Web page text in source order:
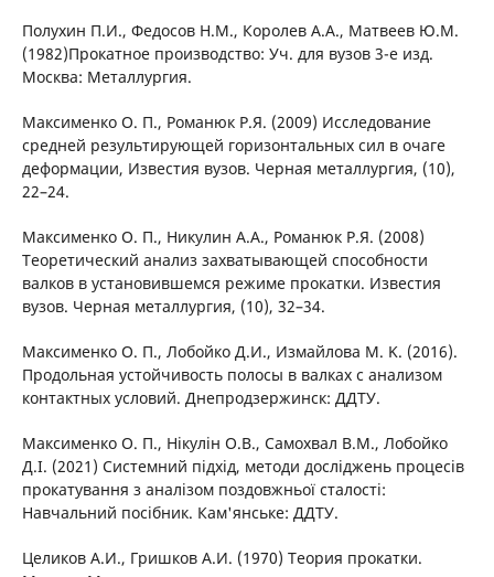
Полухин П.И., Федосов Н.М., Королев А.А., Матвеев Ю.М.
(1982)Прокатное производство: Уч. для вузов 3-е изд.
Москва: Металлургия.
Максименко О. П., Романюк Р.Я. (2009) Исследование
средней результирующей горизонтальных сил в очаге
деформации, Известия вузов. Черная металлургия, (10),
22–24.
Максименко О. П., Никулин А.А., Романюк Р.Я. (2008)
Теоретический анализ захватывающей способности
валков в установившемся режиме прокатки. Известия
вузов. Черная металлургия, (10), 32–34.
Максименко О. П., Лобойко Д.И., Измайлова M. K. (2016).
Продольная устойчивость полосы в валках с анализом
контактных условий. Днепродзержинск: ДДТУ.
Максименко О. П., Нікулін О.В., Самохвал В.M., Лобойко
Д.І. (2021) Системний підхід, методи досліджень процесів
прокатування з аналізом поздовжньої сталості:
Навчальний посібник. Кам'янське: ДДТУ.
Целиков A.И., Гришков A.И. (1970) Теория прокатки.